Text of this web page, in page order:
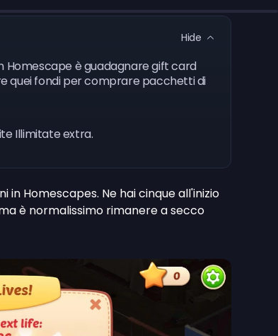
Hide
Homescape è guadagnare gift card
quei fondi per comprare pacchetti di
Illimitate extra.
in Homescapes. Ne hai cinque all'inizio
è normalissimo rimanere a secco